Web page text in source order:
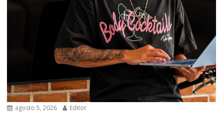
agosto 5, 2026 Editor